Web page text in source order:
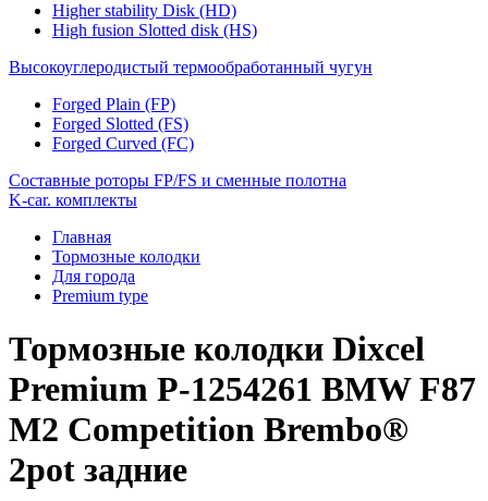
Higher stability Disk (HD)
High fusion Slotted disk (HS)
Высокоуглеродистый термообработанный чугун
Forged Plain (FP)
Forged Slotted (FS)
Forged Curved (FC)
Составные роторы FP/FS и сменные полотна
K-car. комплекты
Главная
Тормозные колодки
Для города
Premium type
Тормозные колодки Dixcel
Premium P-1254261 BMW F87
M2 Competition Brembo®
2pot задние